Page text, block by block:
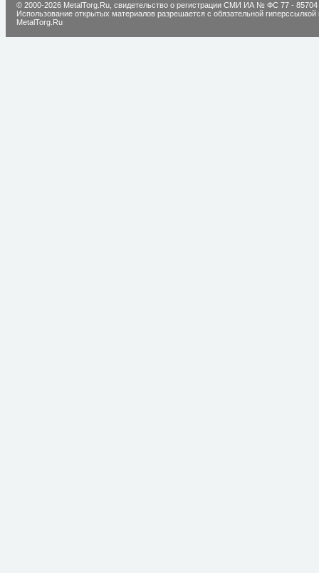
© 2000-2026 MetalTorg.Ru, cвидетельство о регистрации СМИ ИА № ФС 77 - 85704
Использование открытых материалов разрешается с обязательной гиперссылкой
MetalTorg.Ru